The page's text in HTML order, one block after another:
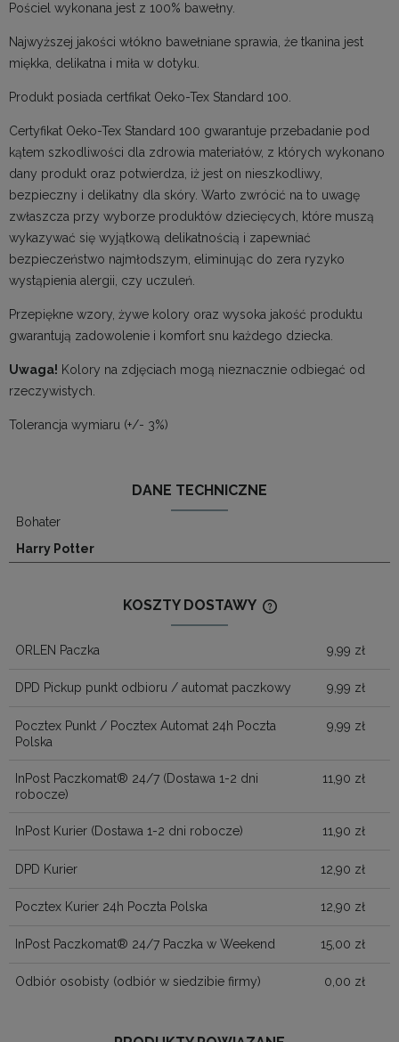
Pościel wykonana jest z 100% bawełny.
Najwyższej jakości włókno bawełniane sprawia, że tkanina jest
miękka, delikatna i miła w dotyku.
Produkt posiada certfikat Oeko-Tex Standard 100.
Certyfikat Oeko-Tex Standard 100 gwarantuje przebadanie pod
kątem szkodliwości dla zdrowia materiałów, z których wykonano
dany produkt oraz potwierdza, iż jest on nieszkodliwy,
bezpieczny i delikatny dla skóry. Warto zwrócić na to uwagę
zwłaszcza przy wyborze produktów dziecięcych, które muszą
wykazywać się wyjątkową delikatnością i zapewniać
bezpieczeństwo najmłodszym, eliminując do zera ryzyko
wystąpienia alergii, czy uczuleń.
Przepiękne wzory, żywe kolory oraz wysoka jakość produktu
gwarantują zadowolenie i komfort snu każdego dziecka.
Uwaga! Kolory na zdjęciach mogą nieznacznie odbiegać od
rzeczywistych.
Tolerancja wymiaru (+/- 3%)
DANE TECHNICZNE
Bohater
Harry Potter
KOSZTY DOSTAWY
ORLEN Paczka 9,99 zł
DPD Pickup punkt odbioru / automat paczkowy 9,99 zł
Pocztex Punkt / Pocztex Automat 24h Poczta
Polska
9,99 zł
InPost Paczkomat® 24/7 (Dostawa 1-2 dni
robocze)
11,90 zł
InPost Kurier (Dostawa 1-2 dni robocze) 11,90 zł
DPD Kurier 12,90 zł
Pocztex Kurier 24h Poczta Polska 12,90 zł
InPost Paczkomat® 24/7 Paczka w Weekend 15,00 zł
Odbiór osobisty (odbiór w siedzibie firmy) 0,00 zł